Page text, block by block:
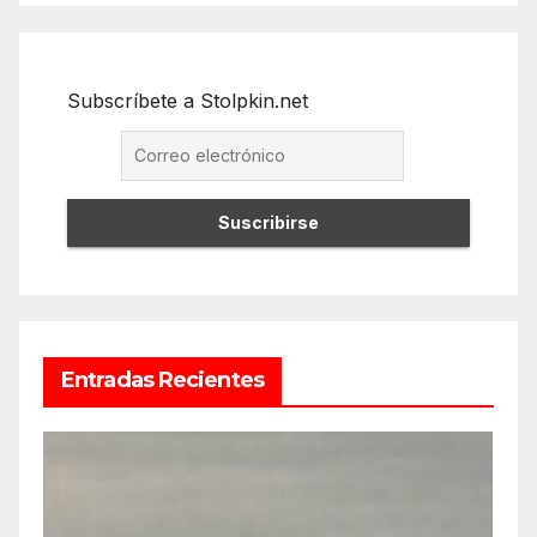
Subscríbete a Stolpkin.net
Entradas Recientes